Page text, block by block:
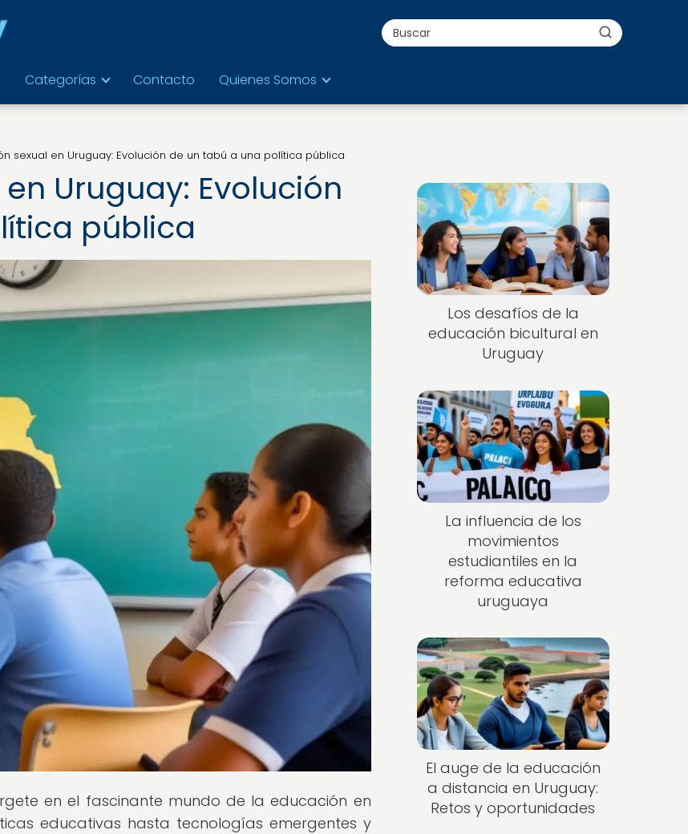
Categorías Contacto Quienes Somos
sexual en Uruguay: Evolución de un tabú a una política pública
Uruguay: Evolución
pública
en el fascinante mundo de la educación en
educativas hasta tecnologías emergentes y
Los desafíos de la
educación bicultural en
Uruguay
La influencia de los
movimientos
estudiantiles en la
reforma educativa
uruguaya
El auge de la educación
a distancia en Uruguay:
Retos y oportunidades